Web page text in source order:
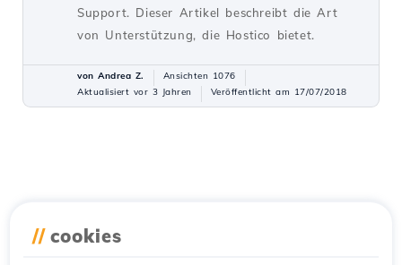
Support. Dieser Artikel beschreibt die Art
von Unterstützung, die Hostico bietet.
von Andrea Z.
Ansichten 1076
Aktualisiert vor 3 Jahren
Veröffentlicht am 17/07/2018
// cookies